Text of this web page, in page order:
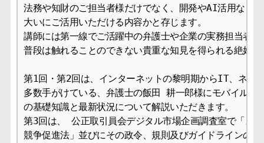
法務や知財のご担当者様だけでなく、開発やAI活用など
大いにご活用いただける内容かと存じます。
講師には第一線でご活躍中の弁護士や企業の実務担当者
普段は触れることのできない貴重な知見を得られる絶好
第1回・第2回は、インターネットの黎明期からIT、ネッ
多数手がけている、弁護士の飯田 耕一郎様にモバイルビ
の基礎知識と最新状況について解説いただきます。
第3回は、 公正取引員会デジタル市場企画調査室で「ス
競争促進法」並びにその政令、規則及びガイドラインの